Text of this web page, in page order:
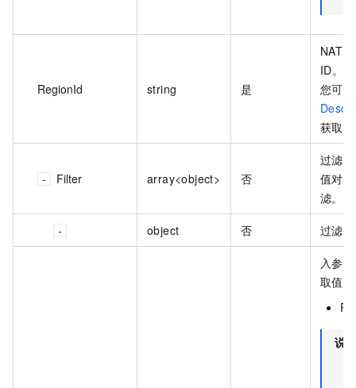
RegionId string 是
NAT
ID。
您可
获取
Filter array<object> 否
过滤
值对
滤。
object 否 过滤
入参
取值：
说明